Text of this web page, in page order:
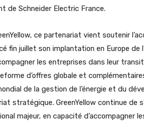
de Schneider Electric France.
ce partenariat vient soutenir
fin juillet son implantation en Europe
les entreprises dans leur
d’offres globale et
de la gestion de l’énergie et du
stratégique. GreenYellow continue de
majeur, en capacité d’accompagner